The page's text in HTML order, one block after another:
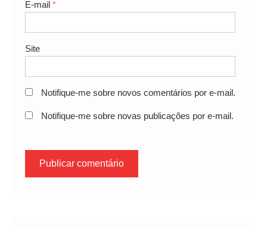
E-mail *
Site
Notifique-me sobre novos comentários por e-mail.
Notifique-me sobre novas publicações por e-mail.